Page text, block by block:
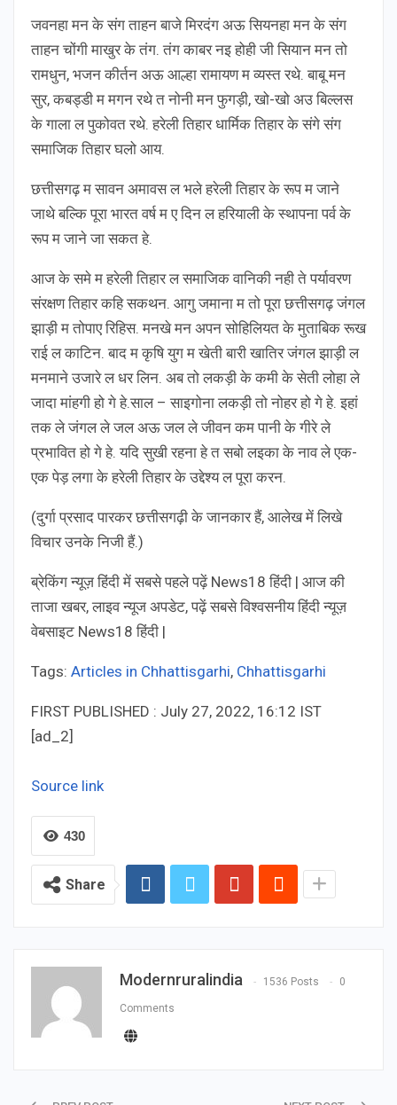
जवनहा मन के संग ताहन बाजे मिरदंग अऊ सियनहा मन के संग
ताहन चोंगी माखुर के तंग. तंग काबर नइ होही जी सियान मन तो
रामधुन, भजन कीर्तन अऊ आल्हा रामायण म व्यस्त रथे. बाबू मन
सुर, कबड्डी म मगन रथे त नोनी मन फुगड़ी, खो-खो अउ बिल्लस
के गाला ल पुकोवत रथे. हरेली तिहार धार्मिक तिहार के संगे संग
समाजिक तिहार घलो आय.
छत्तीसगढ़ म सावन अमावस ल भले हरेली तिहार के रूप म जाने
जाथे बल्कि पूरा भारत वर्ष म ए दिन ल हरियाली के स्थापना पर्व के
रूप म जाने जा सकत हे.
आज के समे म हरेली तिहार ल समाजिक वानिकी नही ते पर्यावरण
संरक्षण तिहार कहि सकथन. आगु जमाना म तो पूरा छत्तीसगढ़ जंगल
झाड़ी म तोपाए रिहिस. मनखे मन अपन सोहिलियत के मुताबिक रूख
राई ल काटिन. बाद म कृषि युग म खेती बारी खातिर जंगल झाड़ी ल
मनमाने उजारे ल धर लिन. अब तो लकड़ी के कमी के सेती लोहा ले
जादा मांहगी हो गे हे.साल – साइगोना लकड़ी तो नोहर हो गे हे. इहां
तक ले जंगल ले जल अऊ जल ले जीवन कम पानी के गीरे ले
प्रभावित हो गे हे. यदि सुखी रहना हे त सबो लइका के नाव ले एक-
एक पेड़ लगा के हरेली तिहार के उद्देश्य ल पूरा करन.
(दुर्गा प्रसाद पारकर छत्तीसगढ़ी के जानकार हैं, आलेख में लिखे
विचार उनके निजी हैं.)
ब्रेकिंग न्यूज़ हिंदी में सबसे पहले पढ़ें News18 हिंदी | आज की
ताजा खबर, लाइव न्यूज अपडेट, पढ़ें सबसे विश्वसनीय हिंदी न्यूज़
वेबसाइट News18 हिंदी |
Tags: Articles in Chhattisgarhi, Chhattisgarhi
FIRST PUBLISHED : July 27, 2022, 16:12 IST
[ad_2]
Source link
430
Share
Modernruralindia 1536 Posts 0
Comments